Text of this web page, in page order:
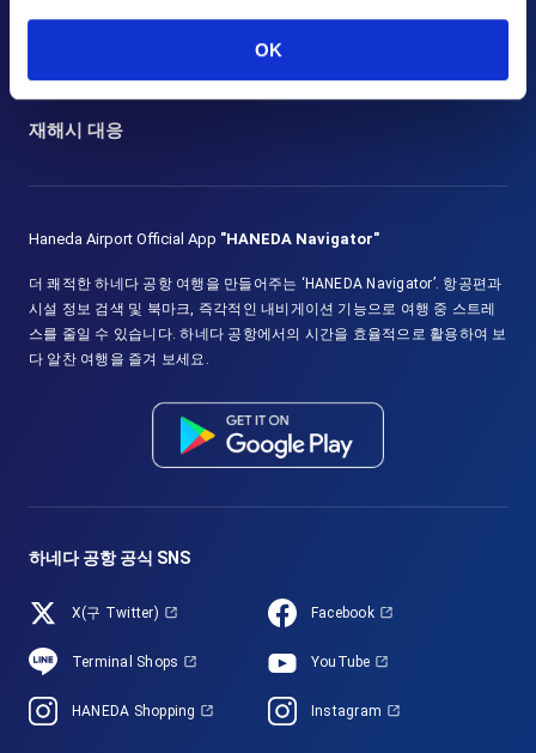
OK
주요 공지와 규정
재해시 대응
Haneda Airport Official App "HANEDA Navigator"
더 쾌적한 하네다 공항 여행을 만들어주는 ‘HANEDA Navigator’. 항공편과
시설 정보 검색 및 북마크, 즉각적인 내비게이션 기능으로 여행 중 스트레
스를 줄일 수 있습니다. 하네다 공항에서의 시간을 효율적으로 활용하여 보
다 알찬 여행을 즐겨 보세요.
하네다 공항 공식 SNS
X(구 Twitter) Facebook
Terminal Shops YouTube
HANEDA Shopping Instagram